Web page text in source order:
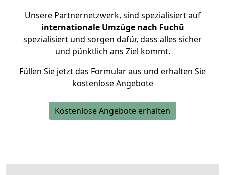
Unsere Partnernetzwerk, sind spezialisiert auf
internationale Umzüge nach Fuchū
spezialisiert und sorgen dafür, dass alles sicher
und pünktlich ans Ziel kommt.
Füllen Sie jetzt das Formular aus und erhalten Sie
kostenlose Angebote
Kostenlose Angebote erhalten